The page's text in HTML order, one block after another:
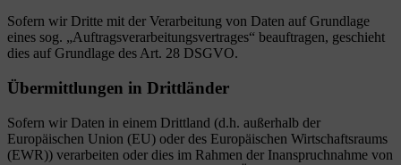
Sofern wir Dritte mit der Verarbeitung von Daten auf Grundlage
eines sog. „Auftragsverarbeitungsvertrages“ beauftragen, geschieht
dies auf Grundlage des Art. 28 DSGVO.
Übermittlungen in Drittländer
Sofern wir Daten in einem Drittland (d.h. außerhalb der
Europäischen Union (EU) oder des Europäischen Wirtschaftsraums
(EWR)) verarbeiten oder dies im Rahmen der Inanspruchnahme von